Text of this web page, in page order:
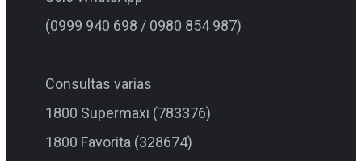
(0999 940 698 / 0980 854 987)
Consultas varias
1800 Supermaxi (783376)
1800 Favorita (328674)